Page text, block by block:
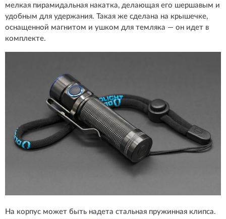
мелкая пирамидальная накатка, делающая его шершавым и
удобным для удержания. Такая же сделана на крышечке,
оснащенной магнитом и ушком для темляка — он идет в
комплекте.
На корпус может быть надета стальная пружинная клипса.